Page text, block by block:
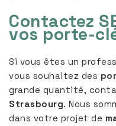
Contactez
vos porte-
Si vous êtes un
vous souhaitez des
grande quantité,
Strasbourg. Nous
dans votre projet de